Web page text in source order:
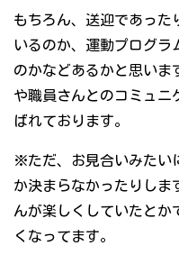
もちろん、送迎であった
いるのか、運動プログラ
のかなどあるかと思いま
や職員さんとのコミュニ
ばれております。
※ただ、お見合いみたい
か決まらなかったりしま
んが楽しくしていたとか
くなってます。